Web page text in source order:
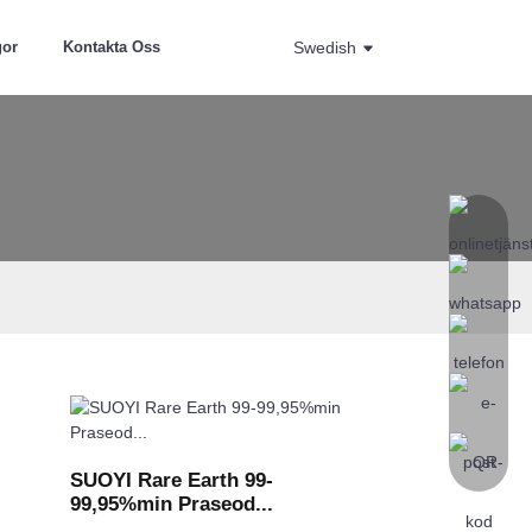
Kontakta Oss Swedish
SUOYI Rare Earth 99-
99,95%min Praseod...